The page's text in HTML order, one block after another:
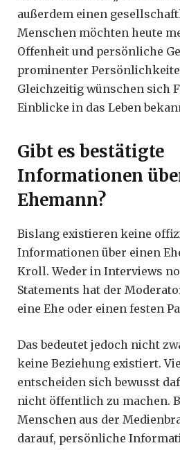
außerdem einen
Menschen möchten heute
Offenheit und persönliche
prominenter
Gleichzeitig wünschen sich
Einblicke in das Leben
Gibt es bestätigte
Informationen
Ehemann?
Bislang existieren keine
Informationen über einen
Kroll. Weder in Interviews
Statements hat der
eine Ehe oder einen festen
Das bedeutet jedoch nicht
keine Beziehung existiert.
entscheiden sich bewusst
nicht öffentlich zu machen.
Menschen aus der
darauf, persönliche